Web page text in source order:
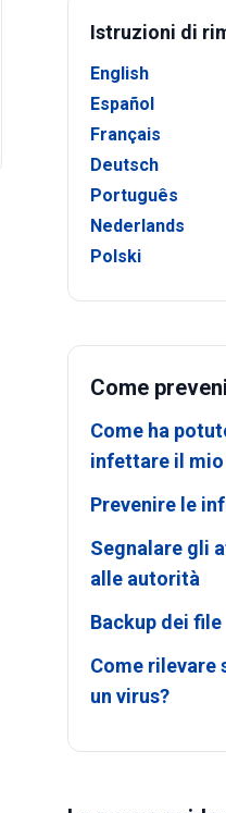
Istruzioni di
English
Español
Français
Deutsch
Português
Nederlands
Polski
Come
Come ha
infettare il
Prevenire le
Segnalare gli
alle autorità
Backup dei file
Come rilevare
un virus?